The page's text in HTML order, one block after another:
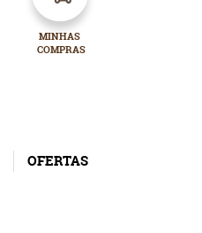
MINHAS
COMPRAS
OFERTAS